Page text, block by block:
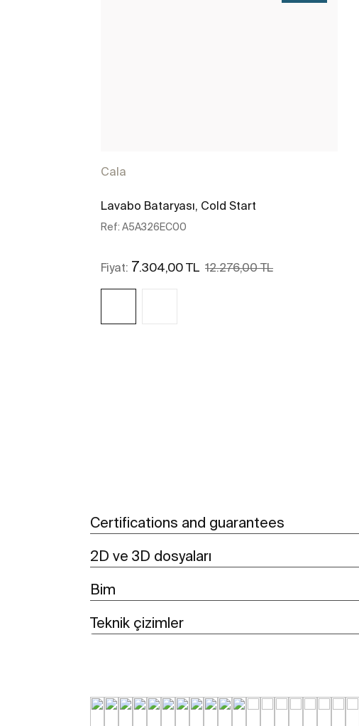
Cala
Lavabo Bataryası, Cold Start
Ref: A5A326EC00
Fiyat: 7.304,00 TL 12.276,00 TL
Certifications and guarantees
2D ve 3D dosyaları
Bim
Teknik çizimler